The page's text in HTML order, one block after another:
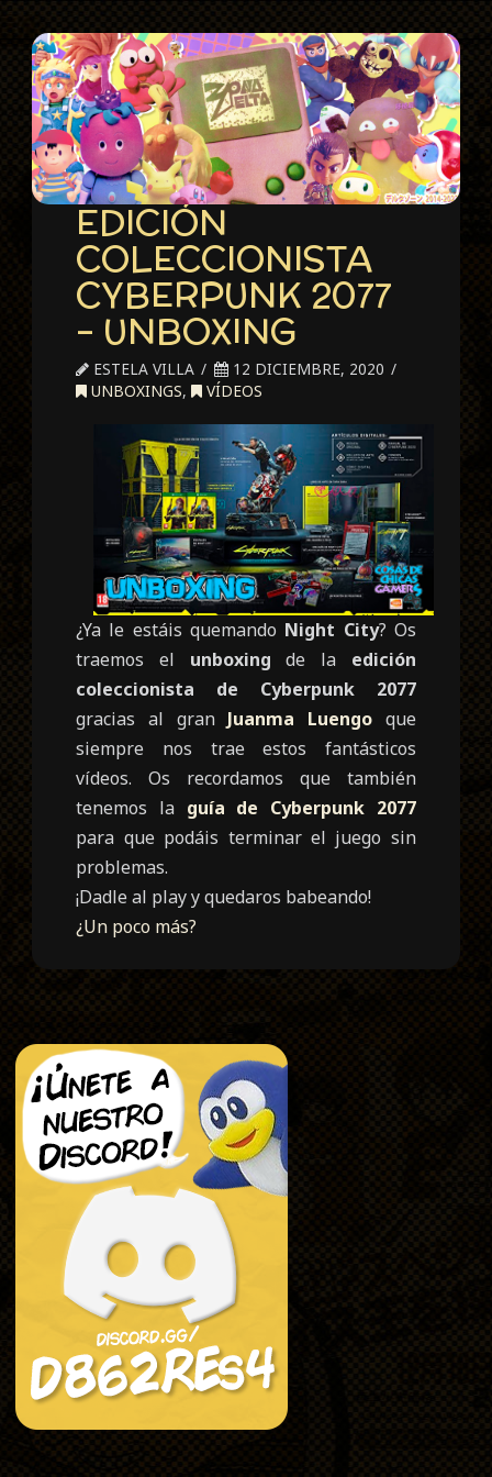
EDICIÓN
COLECCIONISTA
CYBERPUNK 2077
– UNBOXING
ESTELA VILLA
12 DICIEMBRE, 2020
UNBOXINGS, VÍDEOS
¿Ya le estáis quemando Night City? Os
traemos el unboxingde la edición
coleccionista de Cyberpunk 2077
gracias al gran Juanma Luengo que
siempre nos trae estos fantásticos
vídeos. Os recordamos que también
tenemos la guía de Cyberpunk 2077
para que podáis terminar el juego sin
problemas.
¡Dadle al play y quedaros babeando!
¿Un poco más?